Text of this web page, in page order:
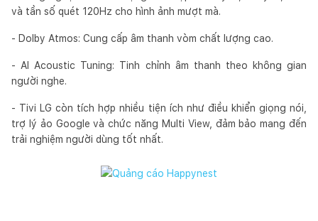
và tần số quét 120Hz cho hình ảnh mượt mà.
- Dolby Atmos: Cung cấp âm thanh vòm chất lượng cao.
- AI Acoustic Tuning: Tinh chỉnh âm thanh theo không gian
người nghe.
- Tivi LG còn tích hợp nhiều tiện ích như điều khiển giọng nói,
trợ lý ảo Google và chức năng Multi View, đảm bảo mang đến
trải nghiệm người dùng tốt nhất.